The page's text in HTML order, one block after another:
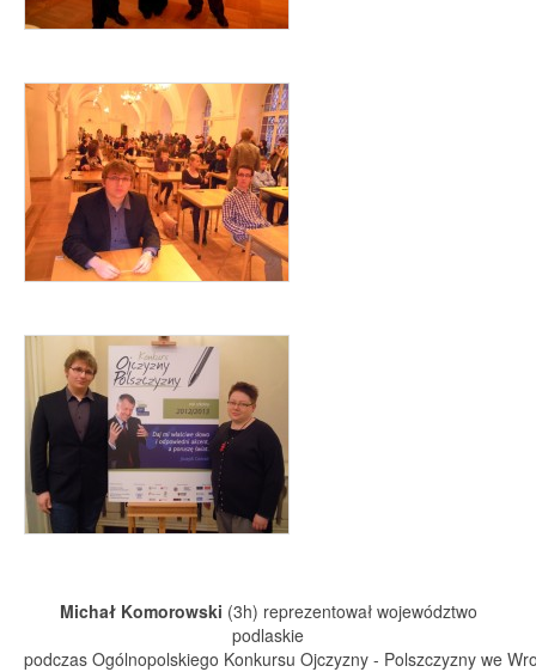
Michał Komorowski (3h) reprezentował województwo
podlaskie
podczas Ogólnopolskiego Konkursu Ojczyzny - Polszczyzny we